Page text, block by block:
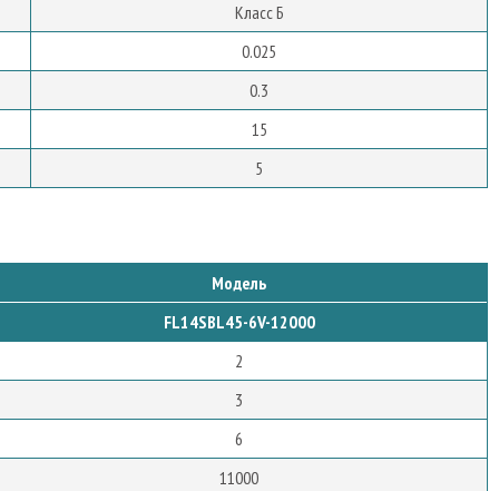
Класс Б
0.025
0.3
15
5
Модель
FL14SBL45-6V-12000
2
3
6
11000